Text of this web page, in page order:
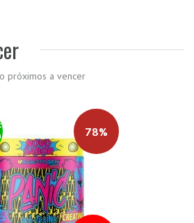
próximos a vencer
78%